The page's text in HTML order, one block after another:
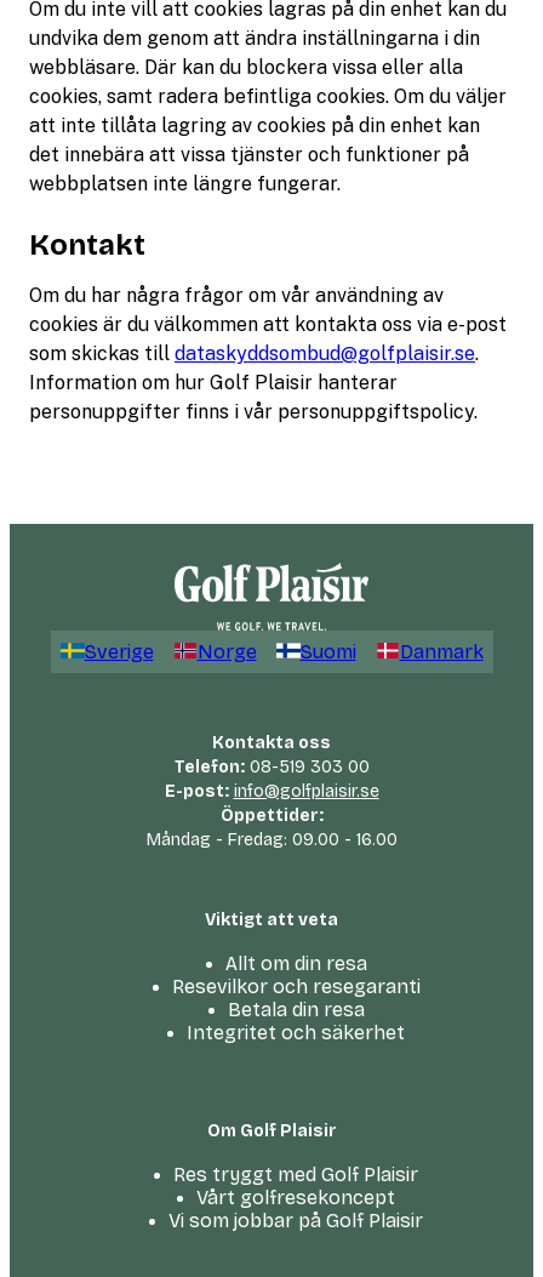
Om du inte vill att cookies lagras på din enhet kan du
undvika dem genom att ändra inställningarna i din
webbläsare. Där kan du blockera vissa eller alla
cookies, samt radera befintliga cookies. Om du väljer
att inte tillåta lagring av cookies på din enhet kan
det innebära att vissa tjänster och funktioner på
webbplatsen inte längre fungerar.
Kontakt
Om du har några frågor om vår användning av
cookies är du välkommen att kontakta oss via e-post
som skickas till dataskyddsombud@golfplaisir.se.
Information om hur Golf Plaisir hanterar
personuppgifter finns i vår personuppgiftspolicy.
Sverige Norge Suomi Danmark
Kontakta oss
Telefon:08-519 303 00
E-post: info@golfplaisir.se
Öppettider:
Måndag - Fredag: 09.00 - 16.00
Viktigt att veta
Allt om din resa
Resevilkor och resegaranti
Betala din resa
Integritet och säkerhet
Om Golf Plaisir
Res tryggt med Golf Plaisir
Vårt golfresekoncept
Vi som jobbar på Golf Plaisir